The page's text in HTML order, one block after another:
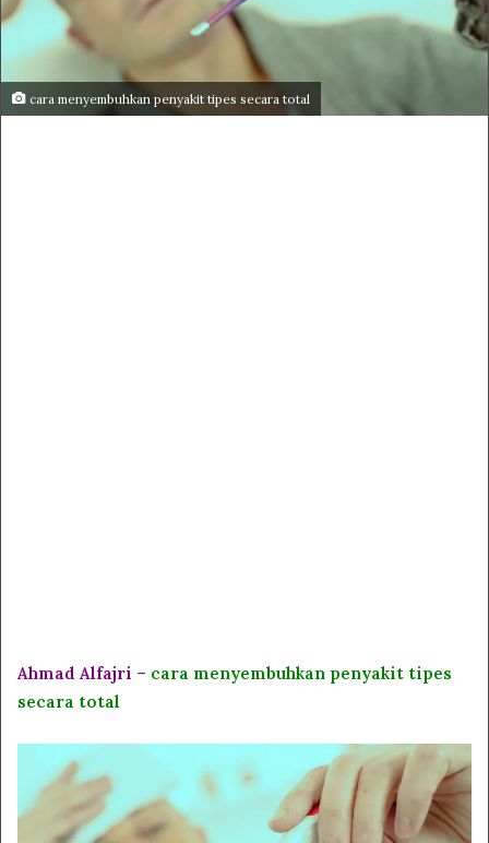
cara menyembuhkan penyakit tipes secara total
Ahmad Alfajri – cara menyembuhkan penyakit tipes
secara total